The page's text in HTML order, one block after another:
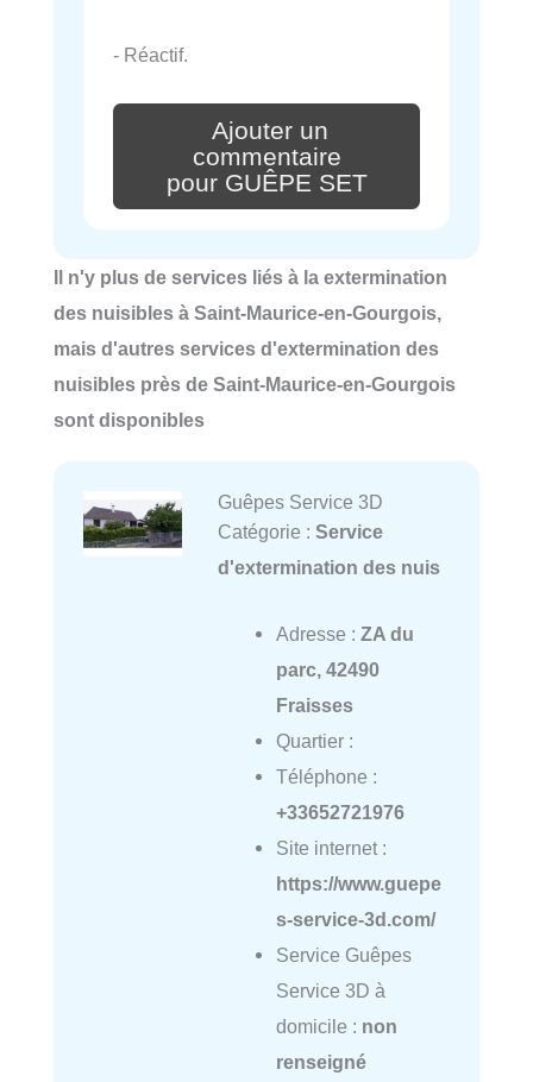
- Réactif.
Ajouter un
commentaire
pour GUÊPE SET
Il n'y plus de services liés à la extermination
des nuisibles à Saint-Maurice-en-Gourgois,
mais d'autres services d'extermination des
nuisibles près de Saint-Maurice-en-Gourgois
sont disponibles
Guêpes Service 3D
Catégorie : Service
d'extermination des nuis
Adresse : ZA du
parc, 42490
Fraisses
Quartier :
Téléphone :
+33652721976
Site internet :
https://www.guepe
s-service-3d.com/
Service Guêpes
Service 3D à
domicile : non
renseigné